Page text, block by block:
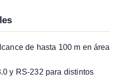
de hasta 100 m en área
y RS-232 para distintos